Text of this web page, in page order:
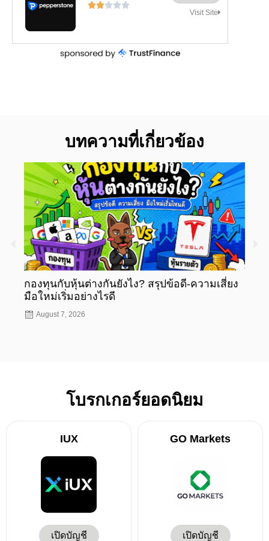

Visit Site
บทความที่เกี่ยวข้อง
กองทุนกับหุ้นต่างกันยังไง? สรุปข้อดี-ความเสี่ยง
มือใหม่เริ่มอย่างไรดี
August 7, 2026
โบรกเกอร์ยอดนิยม
IUX
เปิดบัญชี
GO Markets
เปิดบัญชี